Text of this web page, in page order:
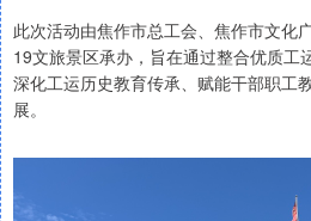
此次活动由焦作市总工会、焦作市文化
19文旅景区承办，旨在通过整合优质工
深化工运历史教育传承、赋能干部职工
展。